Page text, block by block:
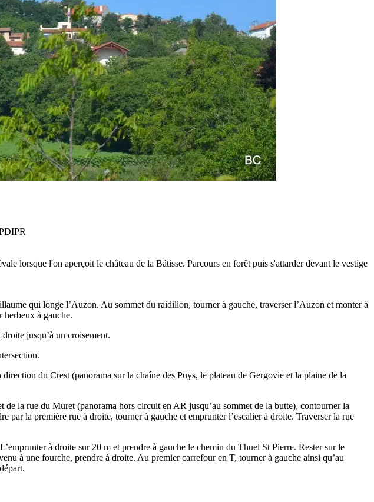
lorsque l'on aperçoit le château de la Bâtisse. Parcours en forêt puis s'attarder devant le vestige
qui longe l’Auzon. Au sommet du raidillon, tourner à gauche, traverser l’Auzon et monter à
herbeux à gauche.
jusqu’à un croisement.
du Crest (panorama sur la chaîne des Puys, le plateau de Gergovie et la plaine de la
la rue du Muret (panorama hors circuit en AR jusqu’au sommet de la butte), contourner la
la première rue à droite, tourner à gauche et emprunter l’escalier à droite. Traverser la rue
à droite sur 20 m et prendre à gauche le chemin du Thuel St Pierre. Rester sur le
à une fourche, prendre à droite. Au premier carrefour en T, tourner à gauche ainsi qu’au